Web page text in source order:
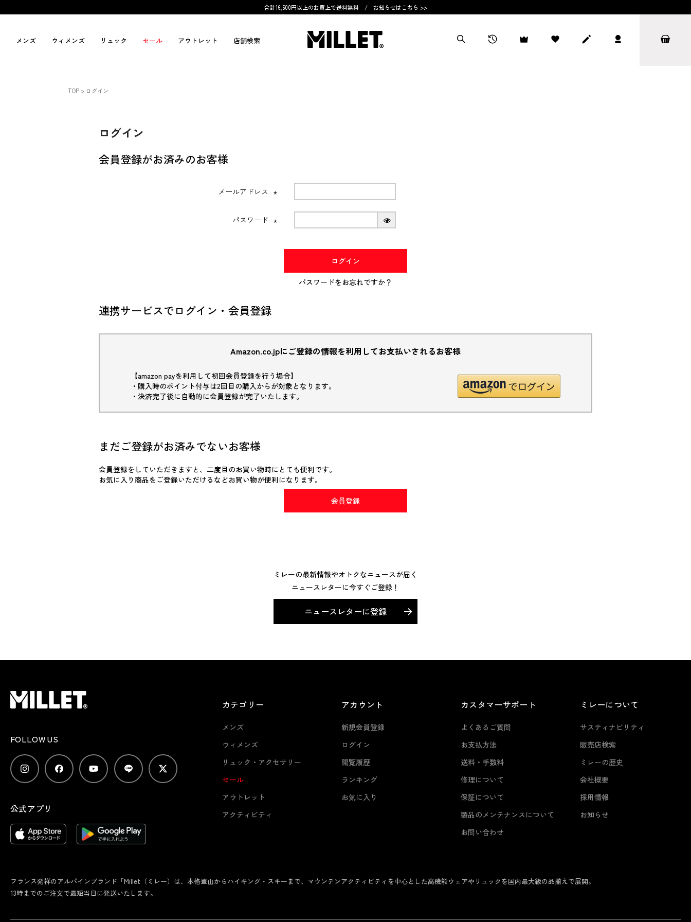
合計16,500円以上のお買上で送料無料 / お知らせはこちら >>
メンズ ウィメンズ リュック セール アウトレット 店舗検索
TOP ログイン
ログイン
会員登録がお済みのお客様
メールアドレス
パスワード
ログイン
パスワードをお忘れですか？
連携サービスでログイン・会員登録
Amazon.co.jpにご登録の情報を利用してお支払いされるお客様
【amazon payを利用して初回会員登録を行う場合】
・購入時のポイント付与は2回目の購入からが対象となります。
・決済完了後に自動的に会員登録が完了いたします。
まだご登録がお済みでないお客様
会員登録をしていただきますと、二度目のお買い物時にとても便利です。
お気に入り商品をご登録いただけるなどお買い物が便利になります。
会員登録
ミレーの最新情報やオトクなニュースが届く
ニュースレターに今すぐご登録！
ニュースレターに登録
FOLLOW US
公式アプリ
カテゴリー
メンズ
ウィメンズ
リュック・アクセサリー
セール
アウトレット
アクティビティ
アカウント
新規会員登録
ログイン
閲覧履歴
ランキング
お気に入り
カスタマーサポート
よくあるご質問
お支払方法
送料・手数料
修理について
保証について
製品のメンテナンスについて
お問い合わせ
ミレーについて
サスティナビリティ
販売店検索
ミレーの歴史
会社概要
採用情報
お知らせ
フランス発祥のアルパインブランド「Millet（ミレー）は、本格登山からハイキング・スキーまで、マウンテンアクティビティを中心とした高機能ウェアやリュックを国内最大級の品揃えで展開。
13時までのご注文で最短当日に発送いたします。